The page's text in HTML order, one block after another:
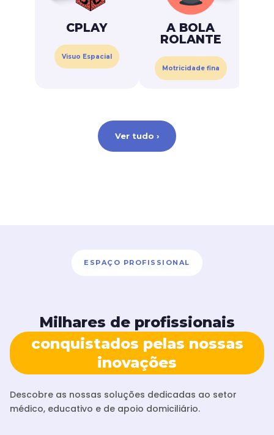
CPLAY
Visuo Espacial
A BOLA
ROLANTE
Motricidade fina
Ver tudo ›
ESPAÇO PROFISSIONAL
Milhares de profissionais
conquistados pelas nossas
inovações
Descobre as nossas soluções dedicadas ao setor
médico, educativo e de apoio domiciliário.